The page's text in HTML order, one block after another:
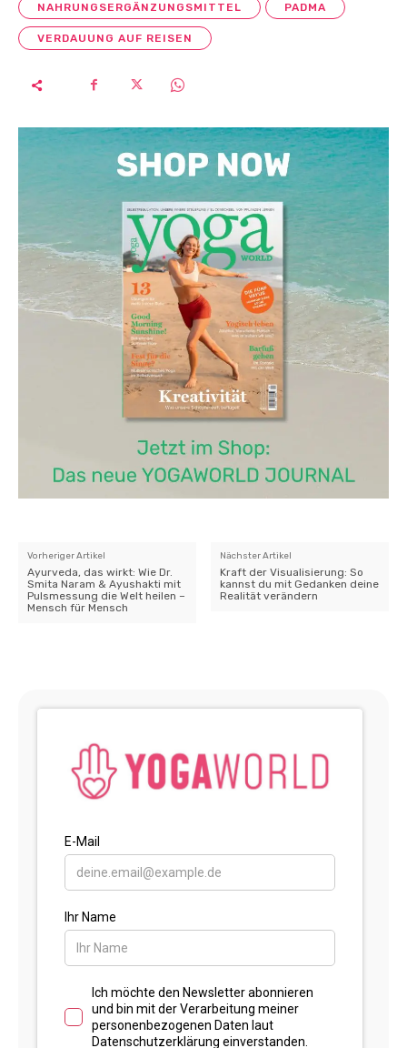
NAHRUNGSERGÄNZUNGSMITTEL PADMA
VERDAUUNG AUF REISEN
Vorheriger Artikel
Ayurveda, das wirkt: Wie Dr.
Smita Naram & Ayushakti mit
Pulsmessung die Welt heilen –
Mensch für Mensch
Nächster Artikel
Kraft der Visualisierung: So
kannst du mit Gedanken deine
Realität verändern